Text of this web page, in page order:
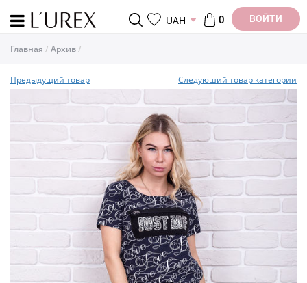
UAH 0 ВОЙТИ
Главная Архив
Предыдущий товар Следуюший товар категории